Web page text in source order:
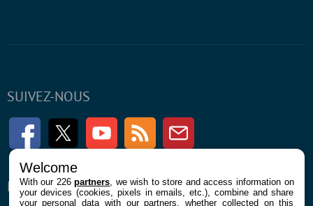
SUIVEZ-NOUS
FacebookTwitter Youtube RSS Newsletter
ENTREPRISE À PROPOS
Welcome
With our 226partners , we wish to store and access information on
your devices (cookies, pixels in emails, etc.), combine and share
your personal data with our partners, whether collected on this